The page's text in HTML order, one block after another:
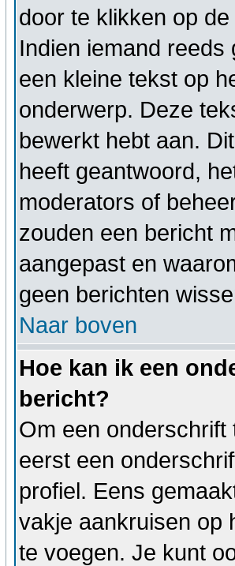
door te klikken op de
Indien iemand
een kleine tekst op
onderwerp. Deze
bewerkt hebt aan.
heeft geantwoord,
moderators of
zouden een bericht
aangepast en
geen berichten
Naar boven
Hoe kan ik een
bericht?
Om een
eerst een
profiel. Eens
vakje aankruisen op
te voegen. Je kunt